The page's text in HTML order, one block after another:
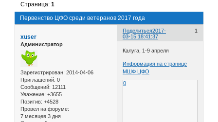
Первенство ЦФО среди ветеранов 2017 года
Страница:1
Поделиться 1
2017-
03-15 18:41:37
xuser
Администратор
Зарегистрирован: 2014-04-06
Приглашений: 0
Сообщений: 12111
Уважение: +3655
Позитив: +4528
Провел на форуме:
7 месяцев 3 дня
Калуга, 1-9 апреля
Информация на странице
МШФ ЦФО
0